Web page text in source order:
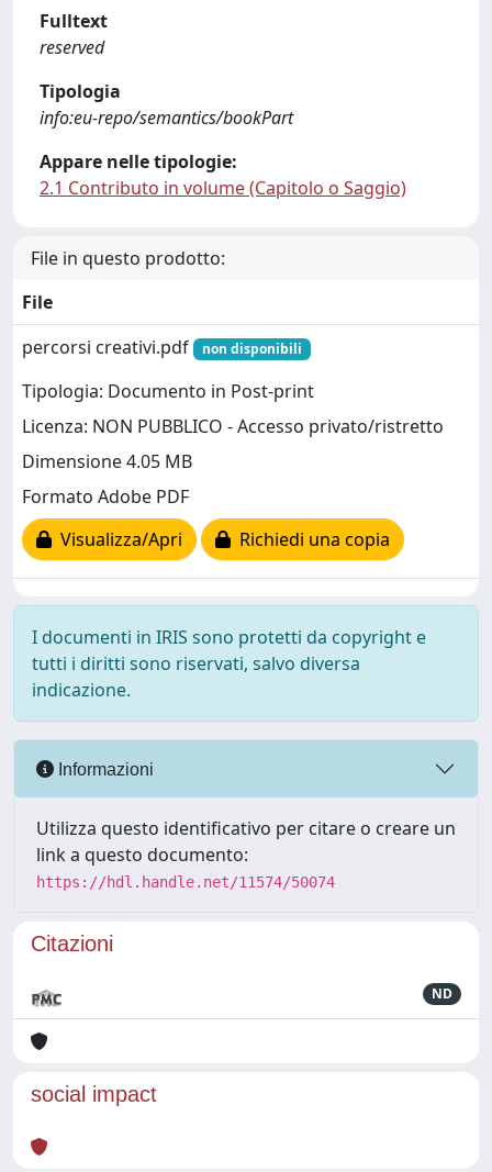
Fulltext
reserved
Tipologia
info:eu-repo/semantics/bookPart
Appare nelle tipologie:
2.1 Contributo in volume (Capitolo o Saggio)
File in questo prodotto:
File
percorsi creativi.pdf
non disponibili
Tipologia: Documento in Post-print
Licenza: NON PUBBLICO - Accesso privato/ristretto
Dimensione 4.05 MB
Formato Adobe PDF
Visualizza/Apri
Richiedi una copia
I documenti in IRIS sono protetti da copyright e
tutti i diritti sono riservati, salvo diversa
indicazione.
Informazioni
Utilizza questo identificativo per citare o creare un
link a questo documento:
https://hdl.handle.net/11574/50074
Citazioni
ND
social impact